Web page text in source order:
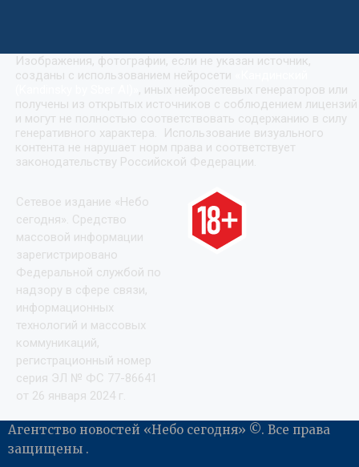
Изображения, фотографии, если не указан источник,
созданы с использованием нейросети
, иных нейросетевых генераторов или
получены из открытых источников с соблюдением лицензий
и могут не полностью соответствовать содержанию в силу
генеративного характера. Использование визуального
контента не нарушает норм права и соответствует
законодательству Российской Федерации.
Сетевое издание «Небо
сегодня». Средство
массовой информации
зарегистрировано
Федеральной службой по
надзору в сфере связи,
информационных
технологий и массовых
коммуникаций,
регистрационный номер
серия ЭЛ № ФС 77-86641
от 26 января 2024 г.
Агентство новостей «Небо сегодня» ©. Все права
защищены .